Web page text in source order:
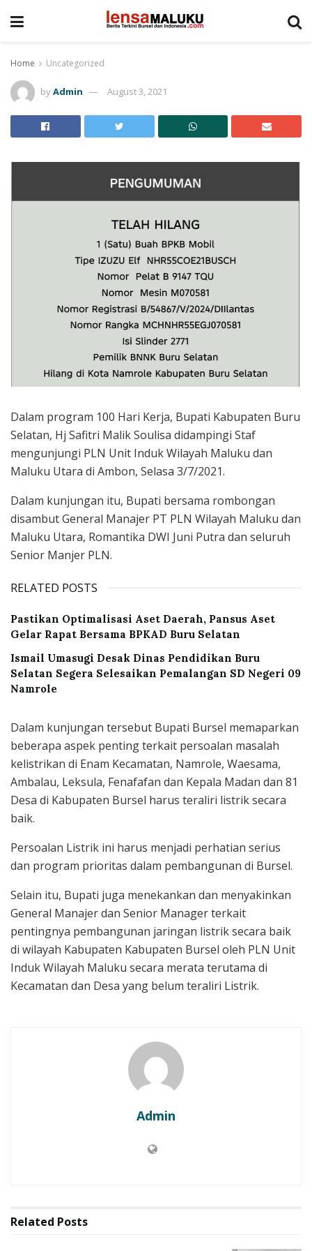
Home Uncategorized
byAdmin August 3, 2021
Dalam program 100 Hari Kerja, Bupati Kabupaten Buru
Selatan, Hj Safitri Malik Soulisa didampingi Staf
mengunjungi PLN Unit Induk Wilayah Maluku dan
Maluku Utara di Ambon, Selasa 3/7/2021.
Dalam kunjungan itu, Bupati bersama rombongan
disambut General Manajer PT PLN Wilayah Maluku dan
Maluku Utara, Romantika DWI Juni Putra dan seluruh
Senior Manjer PLN.
RELATED POSTS
Pastikan Optimalisasi Aset Daerah, Pansus Aset
Gelar Rapat Bersama BPKAD Buru Selatan
Ismail Umasugi Desak Dinas Pendidikan Buru
Selatan Segera Selesaikan Pemalangan SD Negeri 09
Namrole
Dalam kunjungan tersebut Bupati Bursel memaparkan
beberapa aspek penting terkait persoalan masalah
kelistrikan di Enam Kecamatan, Namrole, Waesama,
Ambalau, Leksula, Fenafafan dan Kepala Madan dan 81
Desa di Kabupaten Bursel harus teraliri listrik secara
baik.
Persoalan Listrik ini harus menjadi perhatian serius
dan program prioritas dalam pembangunan di Bursel.
Selain itu, Bupati juga menekankan dan menyakinkan
General Manajer dan Senior Manager terkait
pentingnya pembangunan jaringan listrik secara baik
di wilayah Kabupaten Kabupaten Bursel oleh PLN Unit
Induk Wilayah Maluku secara merata terutama di
Kecamatan dan Desa yang belum teraliri Listrik.
Admin
Related Posts